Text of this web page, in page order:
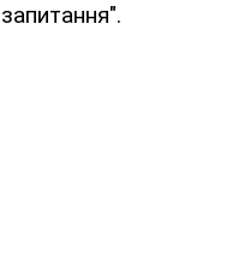
запитання".